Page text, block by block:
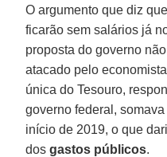
O argumento que diz
ficarão sem salários já
proposta do governo
atacado pelo
única do Tesouro,
governo federal,
início de 2019, o que
dosgastos públicos.